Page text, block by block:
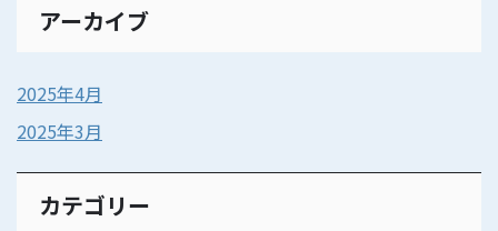
アーカイブ
2025年4月
2025年3月
カテゴリー